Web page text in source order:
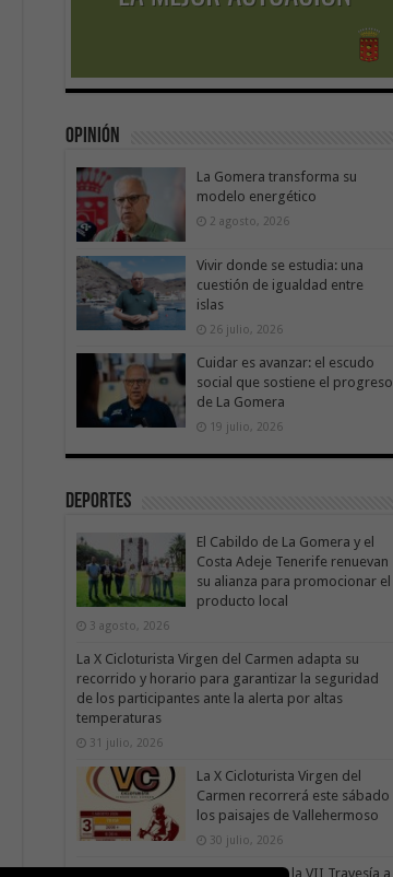
Opinión
La Gomera transforma su
modelo energético
2 agosto, 2026
Vivir donde se estudia: una
cuestión de igualdad entre
islas
26 julio, 2026
Cuidar es avanzar: el escudo
social que sostiene el progreso
de La Gomera
19 julio, 2026
Deportes
El Cabildo de La Gomera y el
Costa Adeje Tenerife renuevan
su alianza para promocionar el
producto local
3 agosto, 2026
La X Cicloturista Virgen del Carmen adapta su
recorrido y horario para garantizar la seguridad
de los participantes ante la alerta por altas
temperaturas
31 julio, 2026
La X Cicloturista Virgen del
Carmen recorrerá este sábado
los paisajes de Vallehermoso
30 julio, 2026
Valle Gran Rey acoge este sábado la VII Travesía a